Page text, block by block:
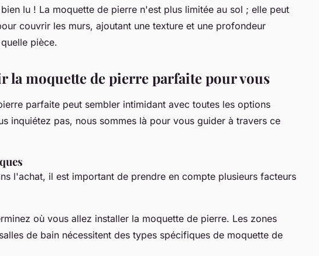
lu ! La moquette de pierre n'est plus limitée au sol ; elle peut
couvrir les murs, ajoutant une texture et une profondeur
pièce.
la moquette de pierre parfaite pour vous
parfaite peut sembler intimidant avec toutes les options
inquiétez pas, nous sommes là pour vous guider à travers ce
l'achat, il est important de prendre en compte plusieurs facteurs
où vous allez installer la moquette de pierre. Les zones
de bain nécessitent des types spécifiques de moquette de